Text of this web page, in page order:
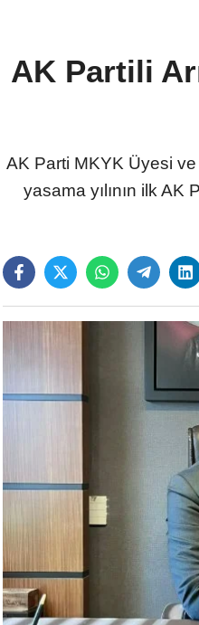
AK Partili
AK Parti MKYK Üyesi
yasama yılının ilk AK